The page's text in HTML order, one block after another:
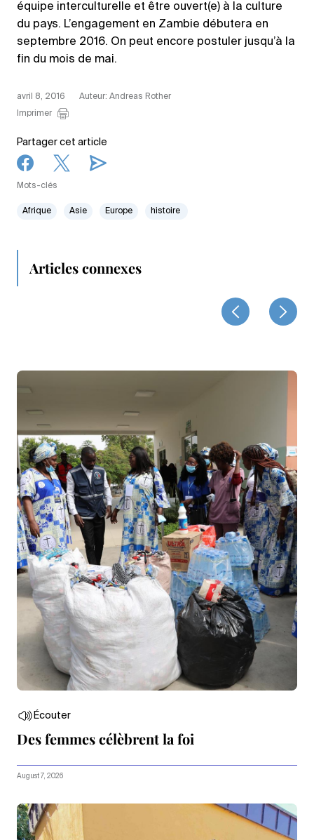
équipe interculturelle et être ouvert(e) à la culture
du pays. L’engagement en Zambie débutera en
septembre 2016. On peut encore postuler jusqu’à la
fin du mois de mai.
avril 8, 2016
Auteur: Andreas Rother
Imprimer
Partager cet article
Mots-clés
Afrique Asie Europe histoire
Articles connexes
Écouter
Des femmes célèbrent la foi
August 7, 2026